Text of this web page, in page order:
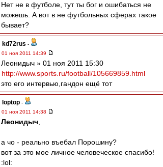
Нет не в футболе, тут ты бог и ошибаться не
можешь. А вот в не футбольных сферах такое
бывает?
kd72rus -
01 ноя 2011 14:39
Леонидыч » 01 ноя 2011 15:30
http://www.sports.ru/football/105669859.html
это его интервью,гандон ещё тот
loptop -
01 ноя 2011 14:38
Леонидыч
а чо - реально въебал Порошину?
вот за это мое личное человеческое спасибо!
:lol: